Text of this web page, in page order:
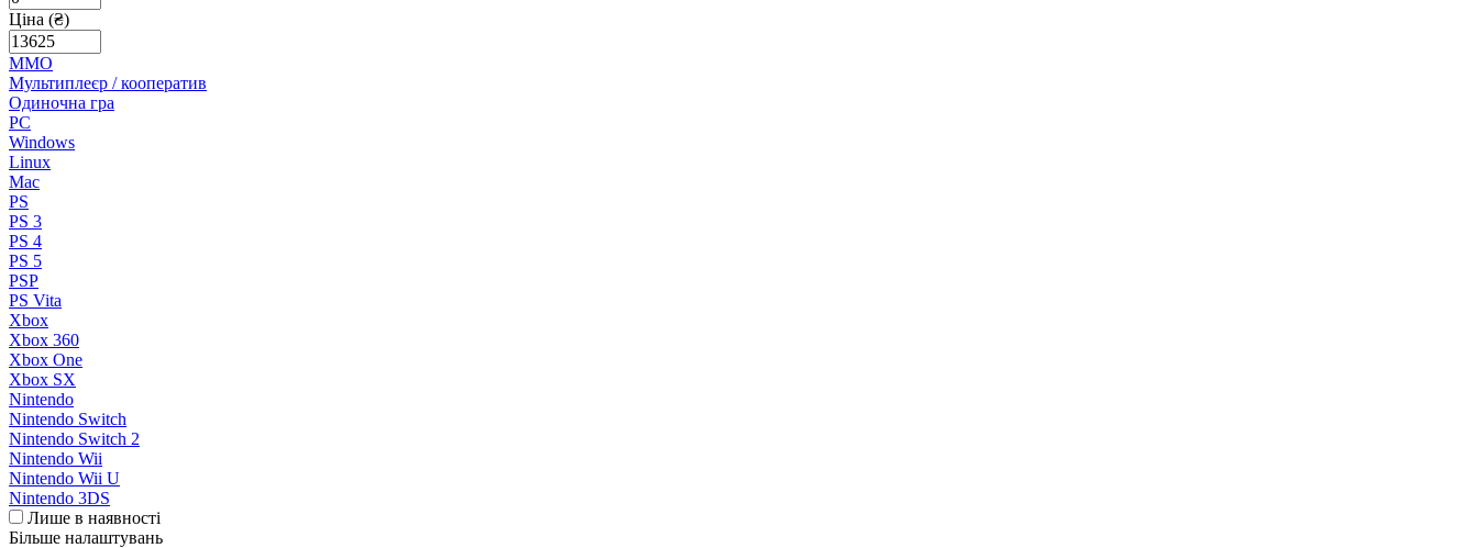
Ціна (₴)
MMO
Мультиплеєр / кооператив
Одиночна гра
PC
Windows
Linux
Mac
PS
PS 3
PS 4
PS 5
PSP
PS Vita
Xbox
Xbox 360
Xbox One
Xbox SX
Nintendo
Nintendo Switch
Nintendo Switch 2
Nintendo Wii
Nintendo Wii U
Nintendo 3DS
Лише в наявності
Більше налаштувань